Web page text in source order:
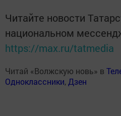
Читайте новости
национальном
https://max.ru/tatmedia
Читай «Волжскую новь» в
Одноклассники, Дзен